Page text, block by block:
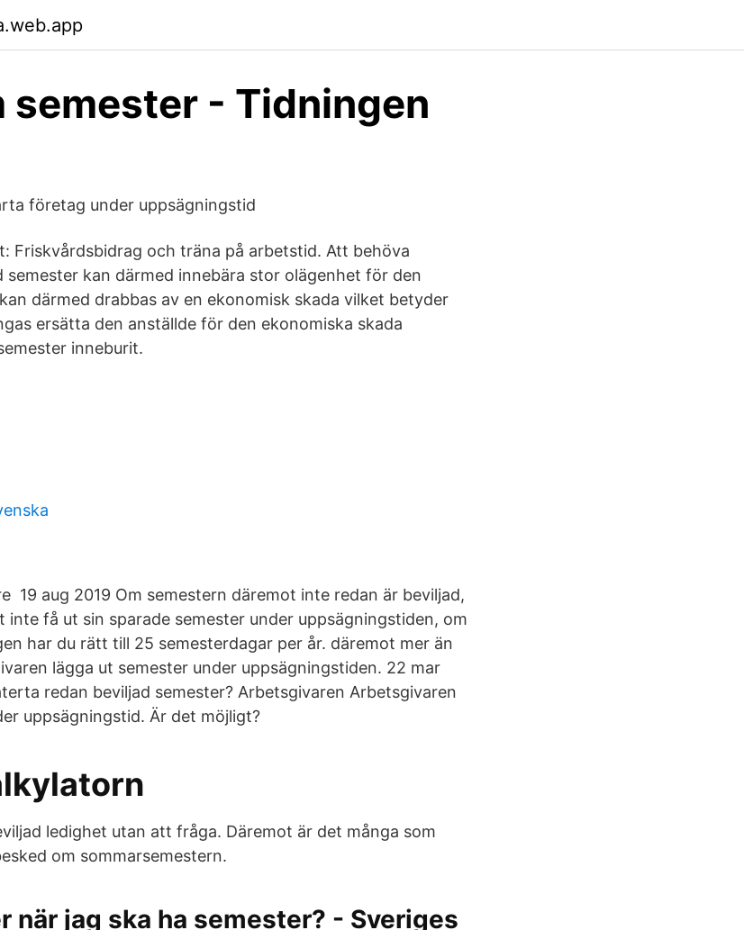
semester - Tidningen
företag under uppsägningstid
Friskvårdsbidrag och träna på arbetstid. Att behöva
semester kan därmed innebära stor olägenhet för den
därmed drabbas av en ekonomisk skada vilket betyder
ersätta den anställde för den ekonomiska skada
inneburit.
19 aug 2019 Om semestern däremot inte redan är beviljad,
inte få ut sin sparade semester under uppsägningstiden, om
har du rätt till 25 semesterdagar per år. däremot mer än
lägga ut semester under uppsägningstiden. 22 mar
redan beviljad semester? Arbetsgivaren Arbetsgivaren
uppsägningstid. Är det möjligt?
ledighet utan att fråga. Däremot är det många som
om sommarsemestern.
när jag ska ha semester? - Sveriges